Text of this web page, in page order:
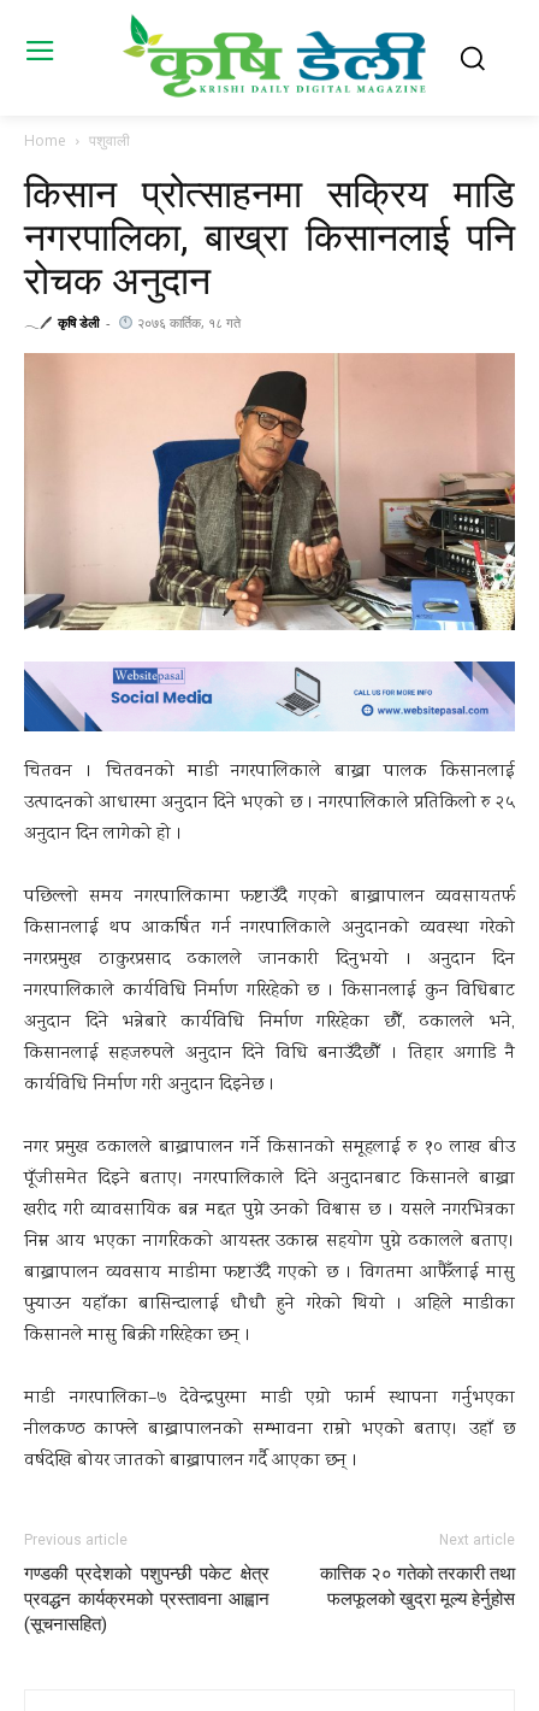
Home पशुवाली
किसान प्रोत्साहनमा सक्रिय माडि
नगरपालिका, बाख्रा किसानलाई पनि
रोचक अनुदान
𓂃🖊 कृषि डेली - २०७६ कार्तिक, १८ गते
चितवन । चितवनको माडी नगरपालिकाले बाख्रा पालक किसानलाई
उत्पादनको आधारमा अनुदान दिने भएको छ । नगरपालिकाले प्रतिकिलो रु २५
अनुदान दिन लागेको हो ।
पछिल्लो समय नगरपालिकामा फष्टाउँदै गएको बाख्रापालन व्यवसायतर्फ
किसानलाई थप आकर्षित गर्न नगरपालिकाले अनुदानको व्यवस्था गरेको
नगरप्रमुख ठाकुरप्रसाद ढकालले जानकारी दिनुभयो । अनुदान दिन
नगरपालिकाले कार्यविधि निर्माण गरिरहेको छ । किसानलाई कुन विधिबाट
अनुदान दिने भन्नेबारे कार्यविधि निर्माण गरिरहेका छौँ, ढकालले भने,
किसानलाई सहजरुपले अनुदान दिने विधि बनाउँदैछौँ । तिहार अगाडि नै
कार्यविधि निर्माण गरी अनुदान दिइनेछ ।
नगर प्रमुख ढकालले बाख्रापालन गर्ने किसानको समूहलाई रु १० लाख बीउ
पूँजीसमेत दिइने बताए। नगरपालिकाले दिने अनुदानबाट किसानले बाख्रा
खरीद गरी व्यावसायिक बन्न मद्दत पुग्ने उनको विश्वास छ । यसले नगरभित्रका
निम्न आय भएका नागरिकको आयस्तर उकास्न सहयोग पुग्ने ढकालले बताए।
बाख्रापालन व्यवसाय माडीमा फष्टाउँदै गएको छ । विगतमा आफैँलाई मासु
पुर्‍याउन यहाँका बासिन्दालाई धौधौ हुने गरेको थियो । अहिले माडीका
किसानले मासु बिक्री गरिरहेका छन् ।
माडी नगरपालिका–७ देवेन्द्रपुरमा माडी एग्रो फार्म स्थापना गर्नुभएका
नीलकण्ठ काफ्ले बाख्रापालनको सम्भावना राम्रो भएको बताए। उहाँ छ
वर्षदेखि बोयर जातको बाख्रापालन गर्दै आएका छन् ।
Previous article
गण्डकी प्रदेशको पशुपन्छी पकेट क्षेत्र
प्रवद्धन कार्यक्रमको प्रस्तावना आह्वान
(सूचनासहित)
Next article
कात्तिक २० गतेको तरकारी तथा
फलफूलको खुद्रा मूल्य हेर्नुहोस